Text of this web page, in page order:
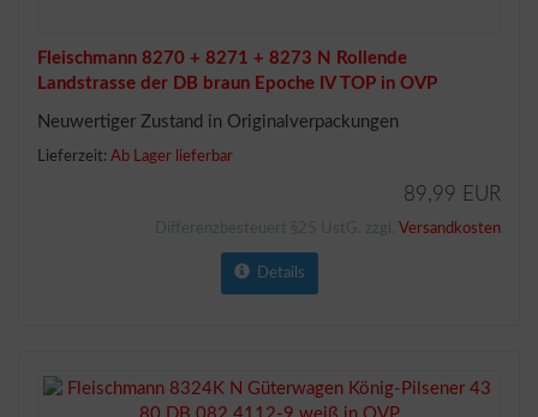
Fleischmann 8270 + 8271 + 8273 N Rollende
Landstrasse der DB braun Epoche IV TOP in OVP
Neuwertiger Zustand in Originalverpackungen
Lieferzeit: Ab Lager lieferbar
89,99 EUR
Versandkosten
Details